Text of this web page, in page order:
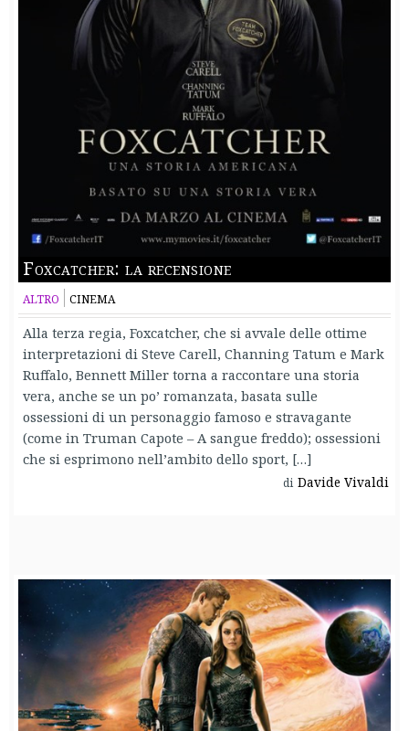
Foxcatcher: la recensione
ALTRO CINEMA
Alla terza regia, Foxcatcher, che si avvale delle ottime
interpretazioni di Steve Carell, Channing Tatum e Mark
Ruffalo, Bennett Miller torna a raccontare una storia
vera, anche se un po’ romanzata, basata sulle
ossessioni di un personaggio famoso e stravagante
(come in Truman Capote – A sangue freddo); ossessioni
che si esprimono nell’ambito dello sport, […]
di Davide Vivaldi